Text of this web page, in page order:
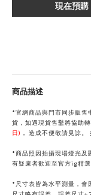
現在預購
商品描述
*官網商品與門市同步販售
貨，如遇現貨售鑿將協助
日) ， 造成不便敬請見諒。
*商品照因拍攝現場燈光及
有疑慮者歡迎至官方ig精
* 尺寸表皆為水平測量，